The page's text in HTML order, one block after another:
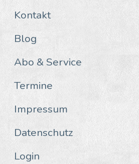
Kontakt
Blog
Abo & Service
Termine
Impressum
Datenschutz
Login